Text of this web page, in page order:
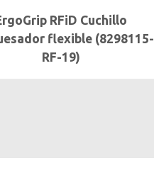
RFiD Cuchillo
flexible (8298115-
RF-19)